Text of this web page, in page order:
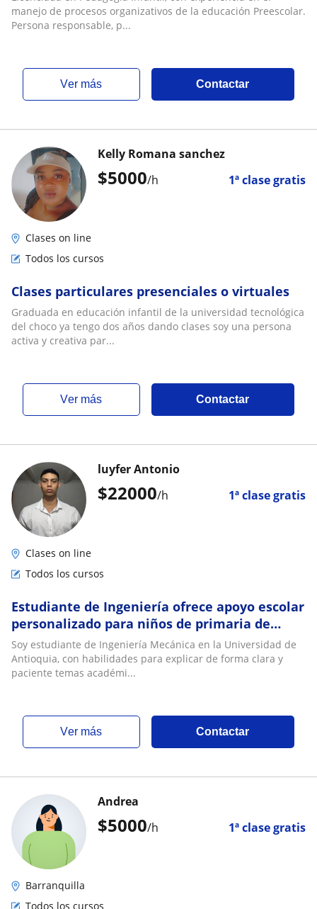
manejo de procesos organizativos de la educación Preescolar.
Persona responsable, p...
ver más Contactar
$5000/h 1ª clase gratis
Kelly Romana sanchez
Clases on line
Todos los cursos
Clases particulares presenciales o virtuales
Graduada en educación infantil de la universidad tecnológica
del choco ya tengo dos años dando clases soy una persona
activa y creativa par...
ver más Contactar
$22000/h 1ª clase gratis
luyfer Antonio
Clases on line
Todos los cursos
Estudiante de Ingeniería ofrece apoyo escolar
personalizado para niños de primaria de
manera virtual y presencial
Soy estudiante de Ingeniería Mecánica en la Universidad de
Antioquia, con habilidades para explicar de forma clara y
paciente temas académi...
ver más Contactar
$5000/h 1ª clase gratis
Andrea
Barranquilla
Todos los cursos